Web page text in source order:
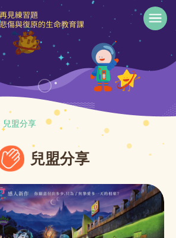
兒盟分享
兒盟分享